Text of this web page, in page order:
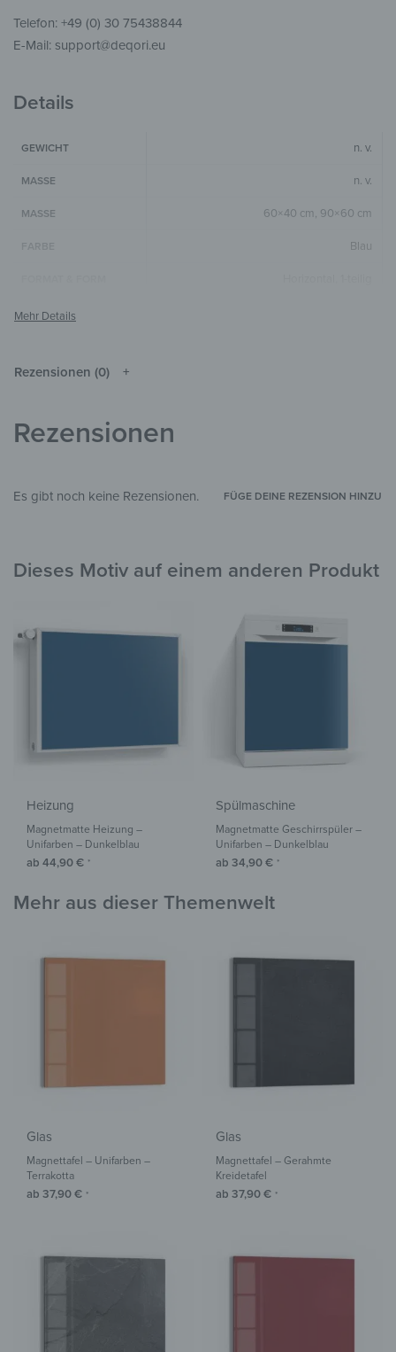
Telefon: +49 (0) 30 75438844
E-Mail: support@deqori.eu
Details
GEWICHT n. v.
MASSE n. v.
MASSE 60×40 cm, 90×60 cm
Blau
HINWEIS
MATERIALIEN
Wohnzimmer
Rezensionen (0)
Rezensionen
Es gibt noch keine Rezensionen. FÜGE DEINE REZENSION HINZU
Dieses Motiv auf einem anderen Produkt
Heizung
Magnetmatte Heizung –
Unifarben – Dunkelblau
ab 44,90€ *
Spülmaschine
Magnetmatte Geschirrspüler –
Unifarben – Dunkelblau
ab 34,90€ *
Mehr aus dieser Themenwelt
Glas
Magnettafel – Unifarben –
Terrakotta
ab 37,90€ *
Glas
Magnettafel – Gerahmte
Kreidetafel
ab 37,90€ *